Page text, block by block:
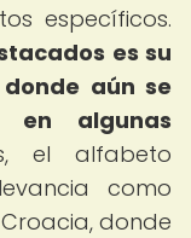
específicos.
es su
aún se
algunas
el alfabeto
como
donde